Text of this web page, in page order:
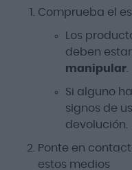
Comprueba el
Los
deben estar
manipular.
Si alguno
signos de
devolución.
Ponte en
estos medios